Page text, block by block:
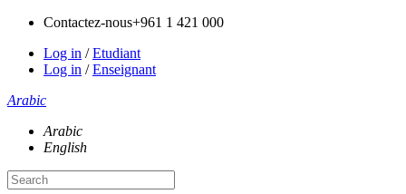
Contactez-nous+961 1 421 000
Log in /Etudiant
Log in /Enseignant
Arabic
Arabic
English